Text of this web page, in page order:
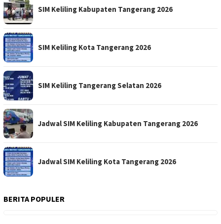
SIM Keliling Kabupaten Tangerang 2026
SIM Keliling Kota Tangerang 2026
SIM Keliling Tangerang Selatan 2026
Jadwal SIM Keliling Kabupaten Tangerang 2026
Jadwal SIM Keliling Kota Tangerang 2026
BERITA POPULER